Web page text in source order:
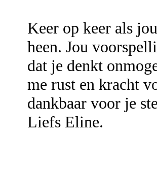
Keer op keer als
heen. Jou
dat je denkt
me rust en kracht
dankbaar voor je
Liefs Eline.